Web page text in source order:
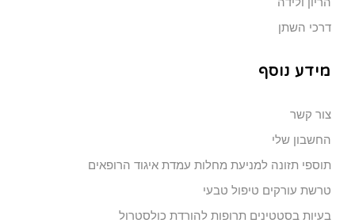
דרכי השתן
מידע נוסף
צור קשר
החשבון שלי
תוספי תזונה למניעת מחלות עמדת איגוד הרופאים
טרשת עורקים טיפול טבעי
בעיות בסטטינים תרופות להורדת כולסטרול